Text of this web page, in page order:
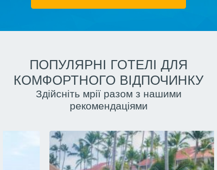
ПОПУЛЯРНІ ГОТЕЛІ ДЛЯ
КОМФОРТНОГО ВІДПОЧИНКУ
Здійсніть мрії разом з нашими
рекомендаціями